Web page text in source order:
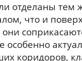
отделаны тем
что и
они
особенно
коридоров,